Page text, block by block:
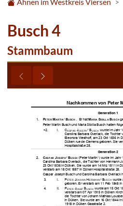
Busch 4
Stammbaum

            
     



      
       
     
